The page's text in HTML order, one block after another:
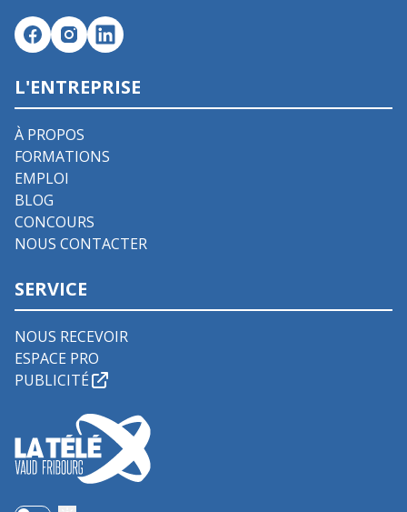
L'ENTREPRISE
À PROPOS
FORMATIONS
EMPLOI
BLOG
CONCOURS
NOUS CONTACTER
SERVICE
NOUS RECEVOIR
ESPACE PRO
PUBLICITÉ